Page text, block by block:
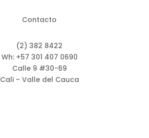
Contacto
(2) 382 8422
Wh: +57 301 407 0690
Calle 9 #30-69
Cali – Valle del Cauca